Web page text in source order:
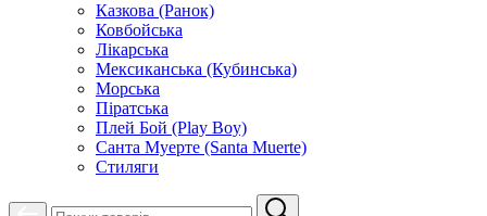
Казкова (Ранок)
Ковбойська
Лікарська
Мексиканська (Кубинська)
Морська
Піратська
Плей Бой (Play Boy)
Санта Муерте (Santa Muerte)
Стиляги